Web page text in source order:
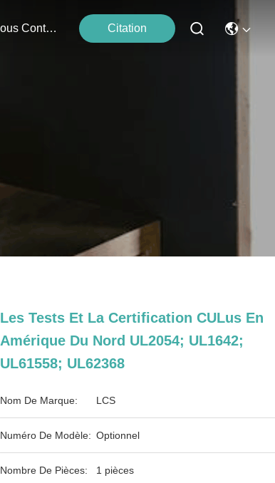
Nous Contacter Citation
Les Tests Et La Certification CULus En
Amérique Du Nord UL2054; UL1642;
UL61558; UL62368
Nom De Marque: LCS
Numéro De Modèle: Optionnel
Nombre De Pièces: 1 pièces